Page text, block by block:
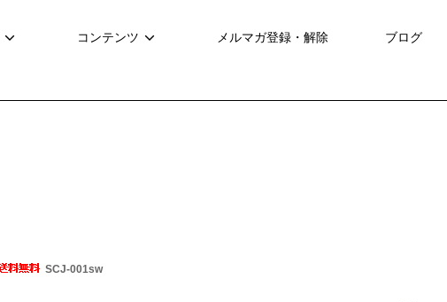
コンテンツ メルマガ登録・解除 ブログ
SCJ-001sw